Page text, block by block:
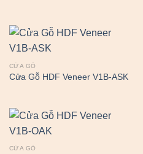
CỬA GỖ
Cửa Gỗ HDF Veneer V1B-ASK
CỬA GỖ